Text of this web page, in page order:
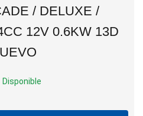
/ DELUXE /
12V 0.6KW 13D
Disponible